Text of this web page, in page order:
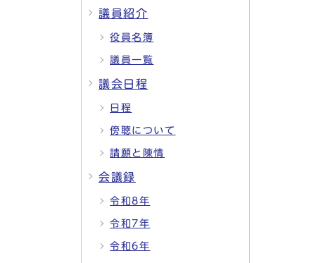
議員紹介
役員名簿
議員一覧
議会日程
日程
傍聴について
請願と陳情
会議録
令和8年
令和7年
令和6年